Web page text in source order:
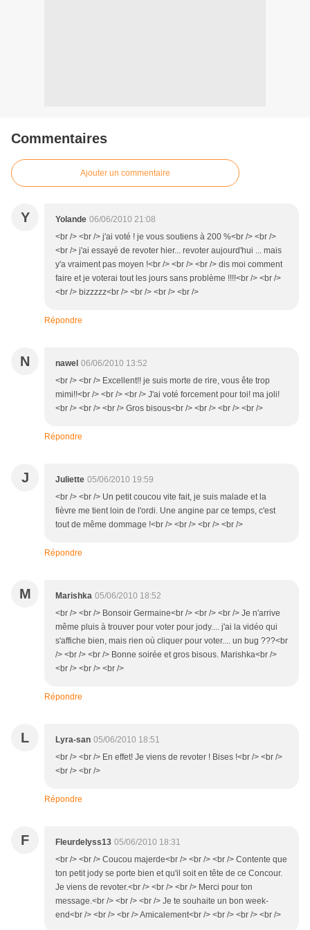
Commentaires
Ajouter un commentaire
Y Yolande 06/06/2010 21:08
<br /> <br /> j'ai voté ! je vous soutiens à 200 %<br /> <br />
<br /> j'ai essayé de revoter hier... revoter aujourd'hui ... mais
y'a vraiment pas moyen !<br /> <br /> <br /> dis moi comment
faire et je voterai tout les jours sans problème !!!!<br /> <br />
<br /> bizzzzz<br /> <br /> <br /> <br />
Répondre
N nawel 06/06/2010 13:52
<br /> <br /> Excellent!! je suis morte de rire, vous ête trop
mimi!!<br /> <br /> <br /> J'ai voté forcement pour toi! ma joli!
<br /> <br /> <br /> Gros bisous<br /> <br /> <br /> <br />
Répondre
J Juliette 05/06/2010 19:59
<br /> <br /> Un petit coucou vite fait, je suis malade et la
fièvre me tient loin de l'ordi. Une angine par ce temps, c'est
tout de même dommage !<br /> <br /> <br /> <br />
Répondre
M Marishka 05/06/2010 18:52
<br /> <br /> Bonsoir Germaine<br /> <br /> <br /> Je n'arrive
même pluis à trouver pour voter pour jody.... j'ai la vidéo qui
s'affiche bien, mais rien où cliquer pour voter.... un bug ???<br
/> <br /> <br /> Bonne soirée et gros bisous. Marishka<br />
<br /> <br /> <br />
Répondre
L Lyra-san 05/06/2010 18:51
<br /> <br /> En effet! Je viens de revoter ! Bises !<br /> <br />
<br /> <br />
Répondre
F Fleurdelyss13 05/06/2010 18:31
<br /> <br /> Coucou majerde<br /> <br /> <br /> Contente que
ton petit jody se porte bien et qu'il soit en tête de ce Concour.
Je viens de revoter.<br /> <br /> <br /> Merci pour ton
message.<br /> <br /> <br /> Je te souhaite un bon week-
end<br /> <br /> <br /> Amicalement<br /> <br /> <br /> <br />